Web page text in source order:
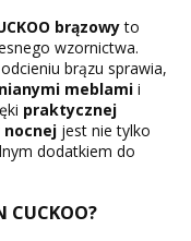
brązowyto
wzornictwa.
brązu sprawia,
meblami i
praktycznej
nocnej jest nie tylko
dodatkiem do